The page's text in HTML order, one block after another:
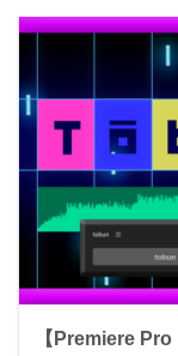
【Premiere